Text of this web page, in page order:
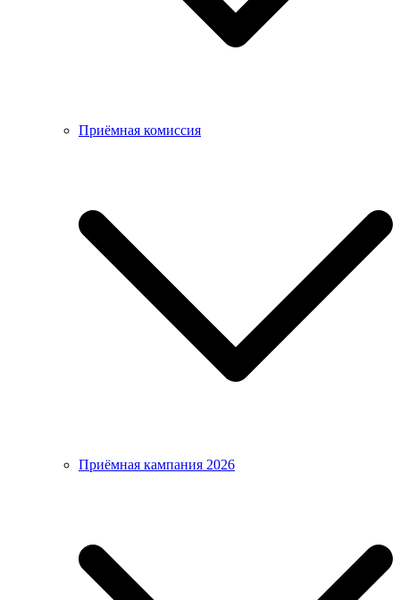
Приёмная комиссия
Приёмная кампания 2026